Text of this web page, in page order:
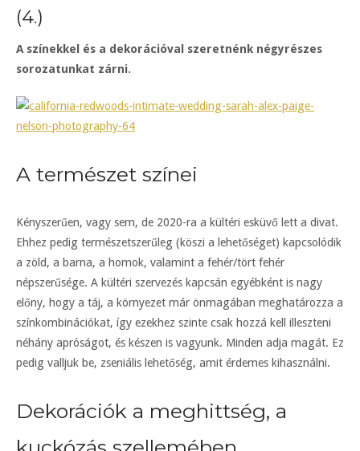
(4.)
A színekkel és a dekorációval szeretnénk négyrészes
sorozatunkat zárni.
A természet színei
Kényszerűen, vagy sem, de 2020-ra a kültéri esküvő lett a divat.
Ehhez pedig természetszerűleg (köszi a lehetőséget) kapcsolódik
a zöld, a barna, a homok, valamint a fehér/tört fehér
népszerűsége. A kültéri szervezés kapcsán egyébként is nagy
előny, hogy a táj, a környezet már önmagában meghatározza a
színkombinációkat, így ezekhez szinte csak hozzá kell illeszteni
néhány apróságot, és készen is vagyunk. Minden adja magát. Ez
pedig valljuk be, zseniális lehetőség, amit érdemes kihasználni.
Dekorációk a meghittség, a